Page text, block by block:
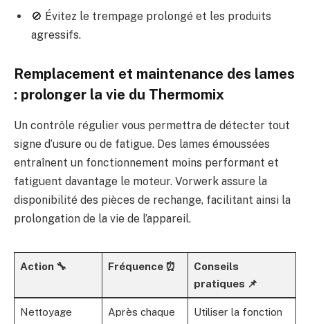
🚫 Évitez le trempage prolongé et les produits
agressifs.
Remplacement et maintenance des lames
: prolonger la vie du Thermomix
Un contrôle régulier vous permettra de détecter tout
signe d’usure ou de fatigue. Des lames émoussées
entraînent un fonctionnement moins performant et
fatiguent davantage le moteur. Vorwerk assure la
disponibilité des pièces de rechange, facilitant ainsi la
prolongation de la vie de l’appareil.
Action 🔧 Fréquence ⏰
Conseils
pratiques 📌
Nettoyage
Après chaque
Utiliser la fonction